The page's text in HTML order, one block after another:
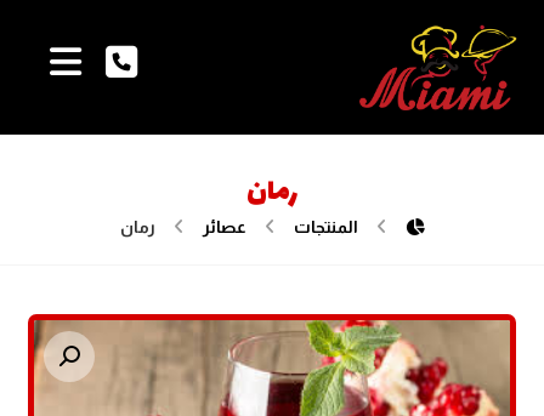
رمان
المنتجات عصائر رمان
تكبير الصورة